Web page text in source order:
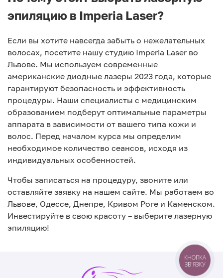
эпиляцию в Imperia Laser?
Если вы хотите навсегда забыть о нежелательных
волосах, посетите нашу студию Imperia Laser во
Львове. Мы используем современные
американские диодные лазеры 2023 года, которые
гарантируют безопасность и эффективность
процедуры. Наши специалисты с медицинским
образованием подберут оптимальные параметры
аппарата в зависимости от вашего типа кожи и
волос. Перед началом курса мы определим
необходимое количество сеансов, исходя из
индивидуальных особенностей.
Чтобы записаться на процедуру, звоните или
оставляйте заявку на нашем сайте. Мы работаем во
Львове, Одессе, Днепре, Кривом Роге и Каменском.
Инвестируйте в свою красоту – выберите лазерную
эпиляцию!
КНОПКА
ЗВ'ЯЗКУ